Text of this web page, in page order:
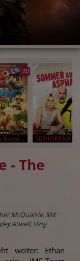
2D
Neu!Im Bundesstart
- The
McQuarrie. Mit
Atwell, Ving
weiter: Ethan